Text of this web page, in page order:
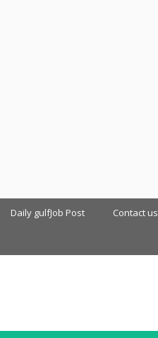
Daily gulfJob Post Contact us